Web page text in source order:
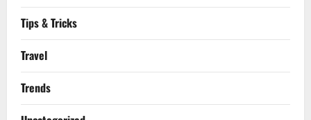
Tips & Tricks
Travel
Trends